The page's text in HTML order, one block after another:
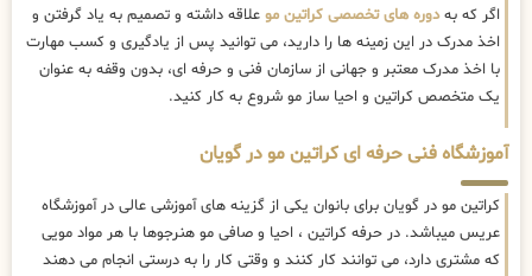
اگر که بهدوره های تخصصی کراتین مو علاقه داشته و تصمیم به یاد گرفتن و
اخذ مدرک در این زمینه ها را دارید، می توانید پس از یادگیری و کسب مهارت
با اخذ مدرک معتبر و جهانی از سازمان فنی و حرفه ای، بدون وقفه به عنوان
یک متخصص کراتین و احیا ساز مو شروع به کار کنید.
آموزشگاه فنی حرفه ای کراتین مو در گویان
کراتین مو در گویان برای بانوان یکی از گزینه های آموزشی عالی در آموزشگاه
عریس میباشد. در حرفه کراتین ، احیا و صافی مو هنرجوها با هر مواد مویی
که مشتری دارد، می توانند کار کنند و وقتی کار را به درستی انجام می دهند